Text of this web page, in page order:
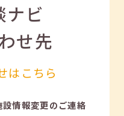
ナビ
せ先
はこちら
設情報変更のご連絡